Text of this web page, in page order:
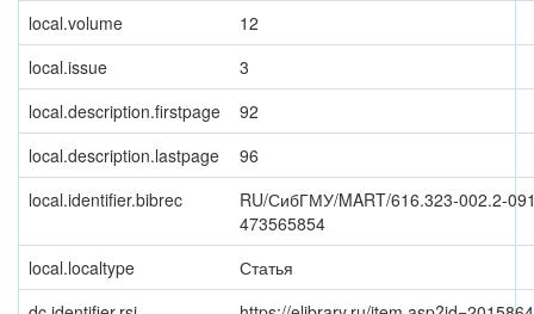
local.volume
12
local.issue
3
local.description.firstpage
92
local.description.lastpage
96
local.identifier.bibrec
RU/СибГМУ/MART/616.323-002.2-
473565854
local.localtype
Статья